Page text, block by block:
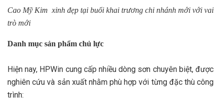
Cao Mỹ Kim xinh đẹp tại buổi khai trương chi nhánh mới với vai
trò mới
Danh mục sản phẩm chủ lực
Hiện nay, HPWin cung cấp nhiều dòng sơn chuyên biệt, được
nghiên cứu và sản xuất nhằm phù hợp với từng đặc thù công
trình: